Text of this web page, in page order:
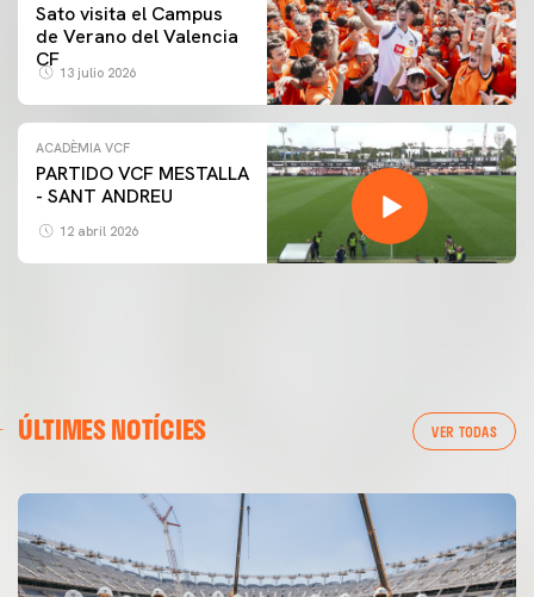
Sato visita el Campus
de Verano del Valencia
CF
13 julio 2026
ACADÈMIA VCF
PARTIDO VCF MESTALLA
- SANT ANDREU
12 abril 2026
ÚLTIMES NOTÍCIES VER TODAS